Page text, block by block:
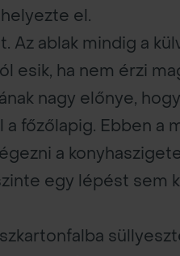
el.
Az ablak mindig a
esik, ha nem érzi
nagy előnye,
főzőlapig. Ebben a
a
egy lépést